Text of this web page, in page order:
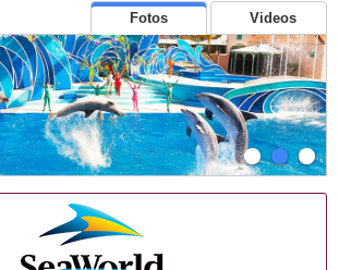
Fotos Videos